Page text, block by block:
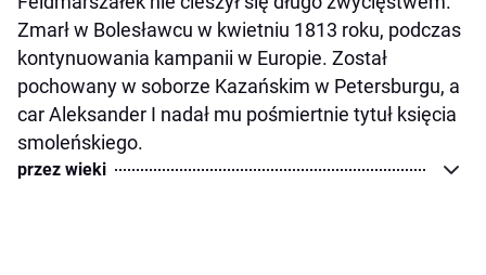
Zmarł w Bolesławcu w kwietniu 1813 roku, podczas
kontynuowania kampanii w Europie. Został
pochowany w soborze Kazańskim w Petersburgu, a
car Aleksander I nadał mu pośmiertnie tytuł księcia
smoleńskiego.
przez wieki